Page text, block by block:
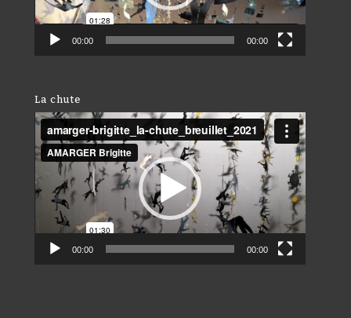
00:00 00:00
La chute
Lecteur
vidéo
00:00 00:00